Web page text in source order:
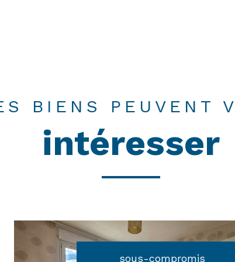
BIENS PEUVENT
intéresser
sous-compromis